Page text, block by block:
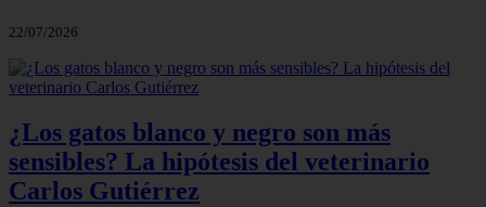
22/07/2026
¿Los gatos blanco y negro son más
sensibles? La hipótesis del veterinario
Carlos Gutiérrez